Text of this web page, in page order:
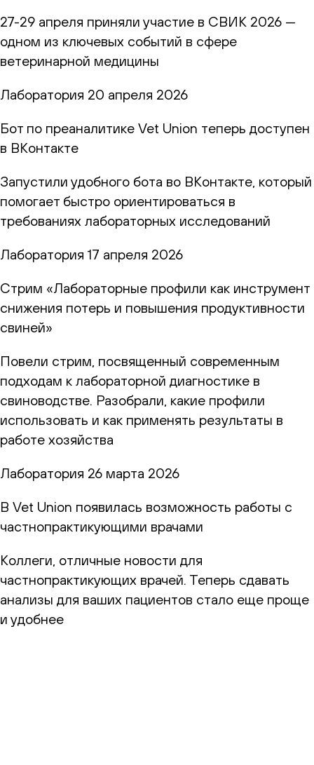
27-29 апреля приняли участие в СВИК 2026 —
одном из ключевых событий в сфере
ветеринарной медицины
Лаборатория 20 апреля 2026
Бот по преаналитике Vet Union теперь доступен
в ВКонтакте
Запустили удобного бота во ВКонтакте, который
помогает быстро ориентироваться в
требованиях лабораторных исследований
Лаборатория 17 апреля 2026
Стрим «Лабораторные профили как инструмент
снижения потерь и повышения продуктивности
свиней»
Повели стрим, посвященный современным
подходам к лабораторной диагностике в
свиноводстве. Разобрали, какие профили
использовать и как применять результаты в
работе хозяйства
Лаборатория 26 марта 2026
В Vet Union появилась возможность работы с
частнопрактикующими врачами
Коллеги, отличные новости для
частнопрактикующих врачей. Теперь сдавать
анализы для ваших пациентов стало еще проще
и удобнее